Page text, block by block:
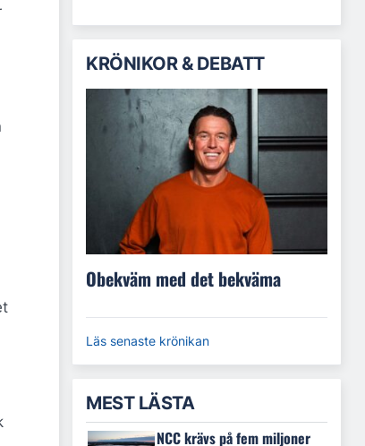
KRÖNIKOR & DEBATT
Obekväm med det bekväma
Läs senaste krönikan
MEST LÄSTA
NCC krävs på fem miljoner